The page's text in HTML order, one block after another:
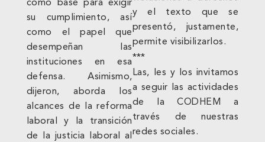
como base para exigir
su cumplimiento, así
como el papel que
desempeñan las
instituciones en esa
defensa. Asimismo,
dijeron, aborda los
alcances de la reforma
laboral y la transición
de la justicia laboral al
y el texto que se
presentó, justamente,
permite visibilizarlos.
***
Las, les y los invitamos
a seguir las actividades
de la CODHEM a
través de nuestras
redes sociales.